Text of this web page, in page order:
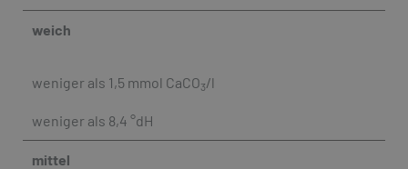
weich
weniger als 1,5 mmol CaCO3/l
weniger als 8,4 °dH
mittel